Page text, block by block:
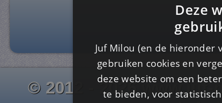
© 2012 - 2026
Deze
Juf Milou (en de
gebruiken cookies en
deze website om een
te bieden, voor